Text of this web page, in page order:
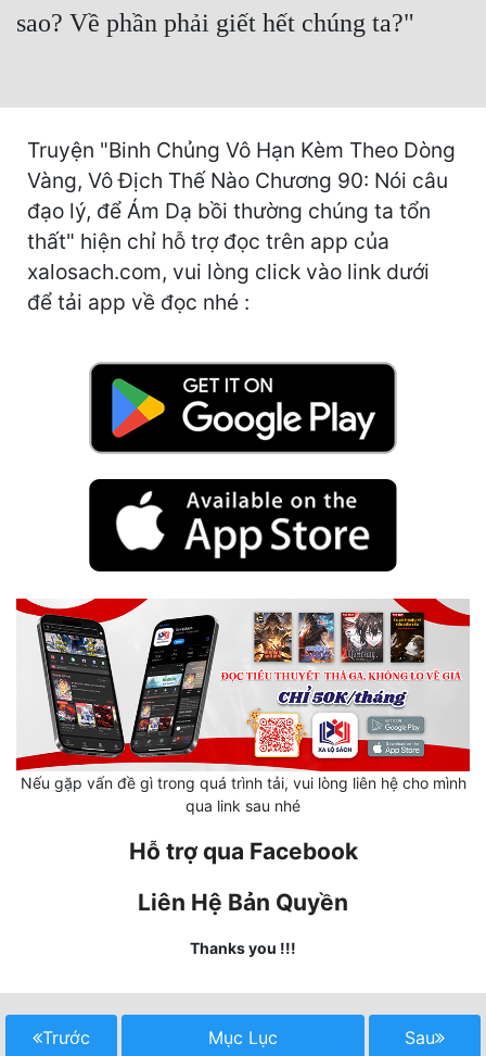
Góc Nhìn Nữ
Huyền Ảo
Hài Hước
Hệ Thống
Học Đường
Khoa Huyễn Không Gian
Linh Dị
Làm Giàu
Lịch Sử
Mưu Mô
Mạt Thế
Phong Thủy - Tâm Linh
sao? Về phần phải giết hết chúng ta?"
Truyện "Binh Chủng Vô Hạn Kèm Theo Dòng
Vàng, Vô Địch Thế Nào Chương 90: Nói câu
đạo lý, để Ám Dạ bồi thường chúng ta tổn
thất" hiện chỉ hỗ trợ đọc trên app của
xalosach.com, vui lòng click vào link dưới
để tải app về đọc nhé :
Nếu gặp vấn đề gì trong quá trình tải, vui lòng liên hệ cho mình
qua link sau nhé
Hỗ trợ qua Facebook
Liên Hệ Bản Quyền
Thanks you !!!
Trước Mục Lục Sau